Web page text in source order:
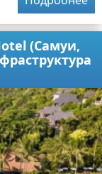
(Самуи,